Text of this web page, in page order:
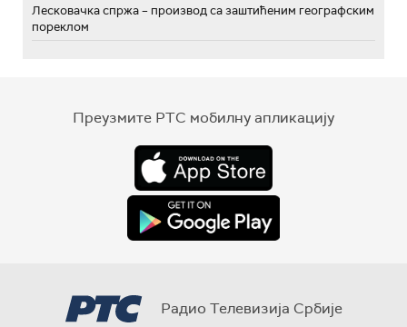
Лесковачка спржа – производ са заштићеним географским
пореклом
Преузмите РТС мобилну апликацију
Радио Телевизија Србије